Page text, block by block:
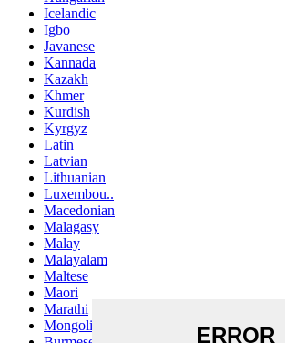
Icelandic
Igbo
Javanese
Kannada
Kazakh
Khmer
Kurdish
Kyrgyz
Latin
Latvian
Lithuanian
Luxembou..
Macedonian
Malagasy
Malay
Malayalam
Maltese
Maori
Marathi
Mongolian